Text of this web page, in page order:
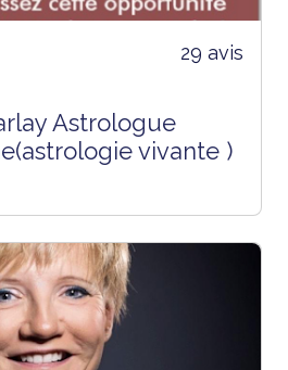
29 avis
Astrologue
vivante )